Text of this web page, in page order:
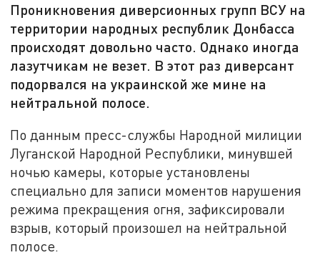
Проникновения диверсионных групп ВСУ на
территории народных республик Донбасса
происходят довольно часто. Однако иногда
лазутчикам не везет. В этот раз диверсант
подорвался на украинской же мине на
нейтральной полосе.
По данным пресс-службы Народной милиции
Луганской Народной Республики, минувшей
ночью камеры, которые установлены
специально для записи моментов нарушения
режима прекращения огня, зафиксировали
взрыв, который произошел на нейтральной
полосе.